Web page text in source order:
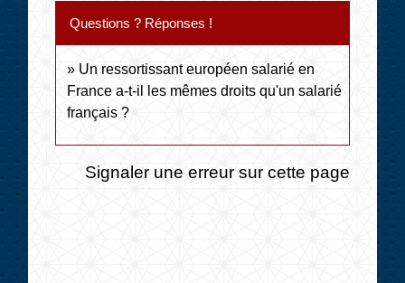
Questions ? Réponses !
Un ressortissant européen salarié en
France a-t-il les mêmes droits qu'un salarié
français ?
Signaler une erreur sur cette page